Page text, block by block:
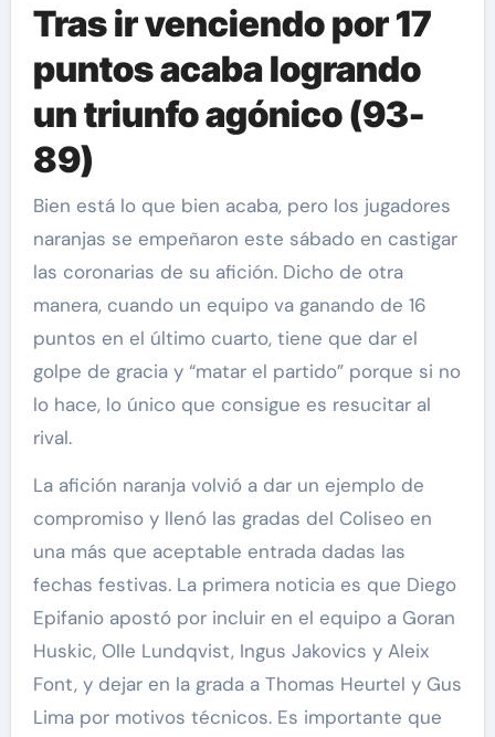
Tras ir venciendo por 17
puntos acaba logrando
un triunfo agónico (93-
89)
Bien está lo que bien acaba, pero los jugadores
naranjas se empeñaron este sábado en castigar
las coronarias de su afición. Dicho de otra
manera, cuando un equipo va ganando de 16
puntos en el último cuarto, tiene que dar el
golpe de gracia y “matar el partido” porque si no
lo hace, lo único que consigue es resucitar al
rival.
La afición naranja volvió a dar un ejemplo de
compromiso y llenó las gradas del Coliseo en
una más que aceptable entrada dadas las
fechas festivas. La primera noticia es que Diego
Epifanio apostó por incluir en el equipo a Goran
Huskic, Olle Lundqvist, Ingus Jakovics y Aleix
Font, y dejar en la grada a Thomas Heurtel y Gus
Lima por motivos técnicos. Es importante que